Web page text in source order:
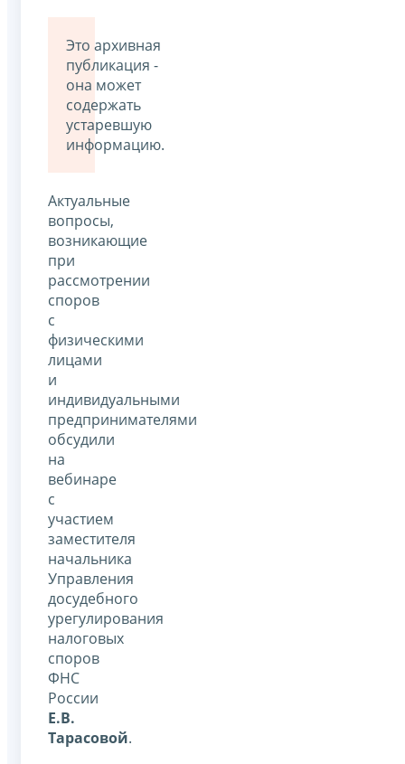
Это архивная
публикация -
она может
содержать
устаревшую
информацию.
Актуальные
вопросы,
возникающие
при
рассмотрении
споров
с
физическими
лицами
и
индивидуальными
предпринимателями
обсудили
на
вебинаре
с
участием
заместителя
начальника
Управления
досудебного
урегулирования
налоговых
споров
ФНС
России
Е.В.
Тарасовой.